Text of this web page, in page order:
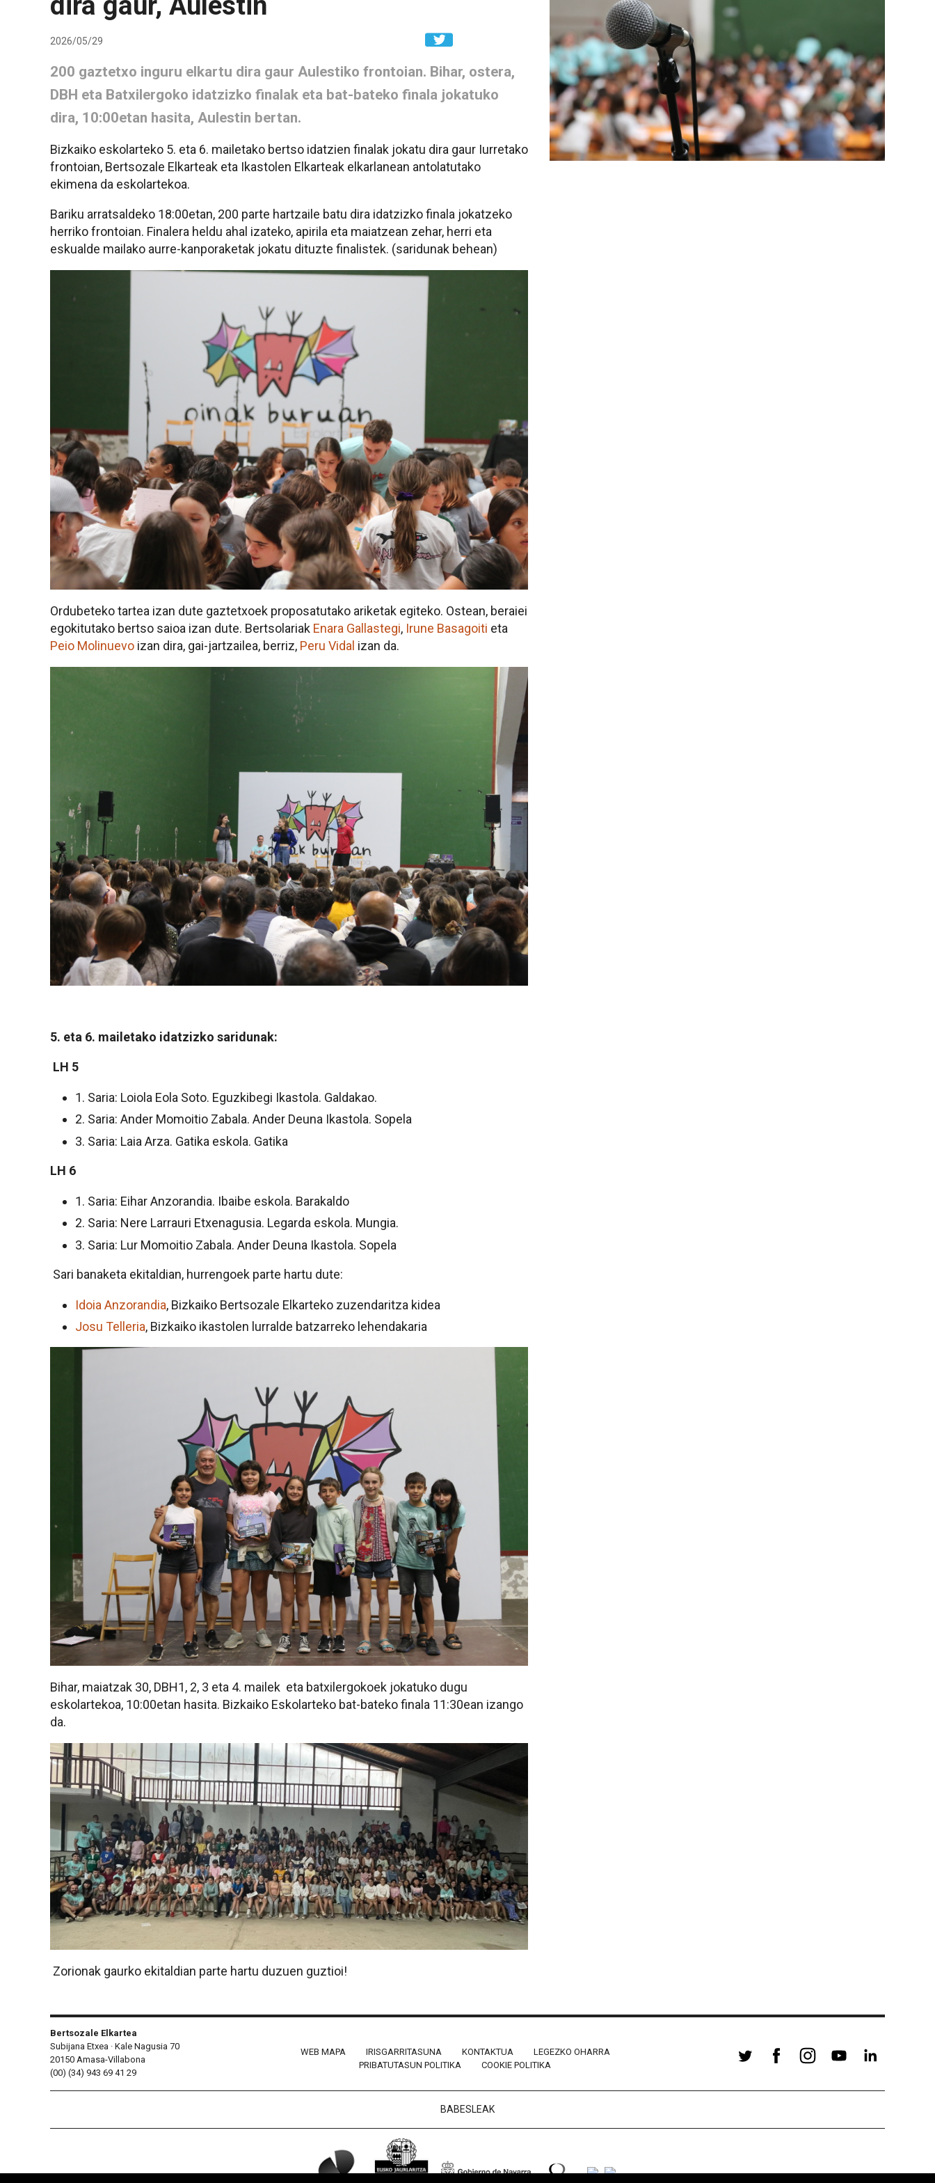
2026/05/29
200 gaztetxo inguru elkartu dira gaur Aulestiko frontoian. Bihar, ostera,
DBH eta Batxilergoko idatzizko finalak eta bat-bateko finala jokatuko
dira, 10:00etan hasita, Aulestin bertan.
Bizkaiko eskolarteko 5. eta 6. mailetako bertso idatzien finalak jokatu dira gaur Iurretako
frontoian, Bertsozale Elkarteak eta Ikastolen Elkarteak elkarlanean antolatutako
ekimena da eskolartekoa.
Bariku arratsaldeko 18:00etan, 200 parte hartzaile batu dira idatzizko finala jokatzeko
herriko frontoian. Finalera heldu ahal izateko, apirila eta maiatzean zehar, herri eta
eskualde mailako aurre-kanporaketak jokatu dituzte finalistek. (saridunak behean)
Ordubeteko tartea izan dute gaztetxoek proposatutako ariketak egiteko. Ostean, beraiei
egokitutako bertso saioa izan dute. Bertsolariak Enara Gallastegi, Irune Basagoiti eta
Peio Molinuevo izan dira, gai-jartzailea, berriz, Peru Vidal izan da.
5. eta 6. mailetako idatzizko saridunak:
LH 5
1. Saria: Loiola Eola Soto. Eguzkibegi Ikastola. Galdakao.
2. Saria: Ander Momoitio Zabala. Ander Deuna Ikastola. Sopela
3. Saria: Laia Arza. Gatika eskola. Gatika
LH 6
1. Saria: Eihar Anzorandia. Ibaibe eskola. Barakaldo
2. Saria: Nere Larrauri Etxenagusia. Legarda eskola. Mungia.
3. Saria: Lur Momoitio Zabala. Ander Deuna Ikastola. Sopela
Sari banaketa ekitaldian, hurrengoek parte hartu dute:
Idoia Anzorandia, Bizkaiko Bertsozale Elkarteko zuzendaritza kidea
Josu Telleria, Bizkaiko ikastolen lurralde batzarreko lehendakaria
Bihar, maiatzak 30, DBH1, 2, 3 eta 4. mailek eta batxilergokoek jokatuko dugu
eskolartekoa, 10:00etan hasita. Bizkaiko Eskolarteko bat-bateko finala 11:30ean izango
da.
Zorionak gaurko ekitaldian parte hartu duzuen guztioi!
Bertsozale Elkartea
Subijana Etxea · Kale Nagusia 70
20150 Amasa-Villabona
(00) (34) 943 69 41 29
WEB MAPA IRISGARRITASUNA KONTAKTUA
LEGEZKO OHARRA
PRIBATUTASUN POLITIKA
COOKIE POLITIKA
BABESLEAK